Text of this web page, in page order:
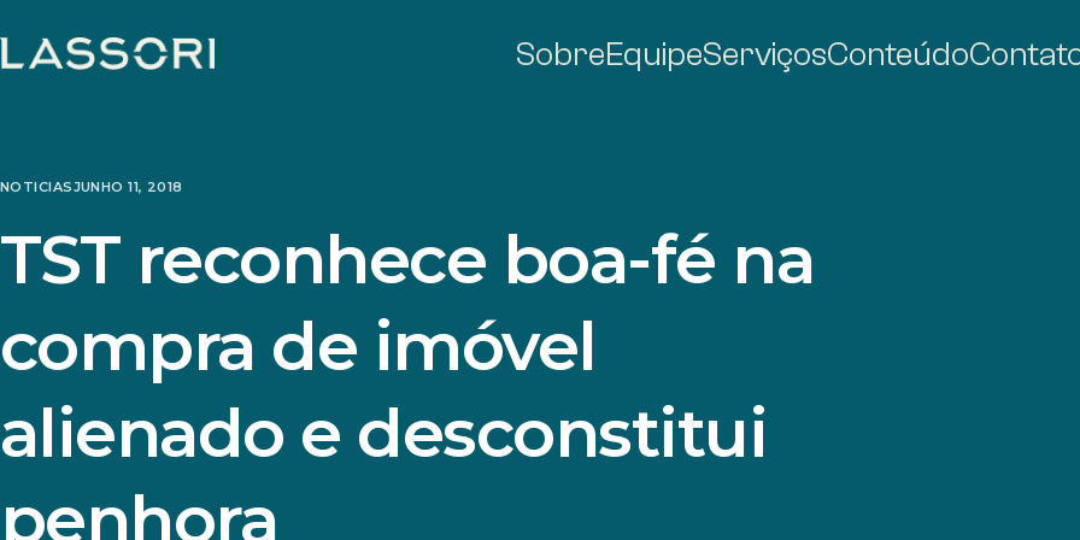
SobreEquipeServiçosConteúdo
NOTICIASJUNHO 11, 2018
TST reconhece boa-fé na
compra de imóvel
alienado e desconstitui
penhora